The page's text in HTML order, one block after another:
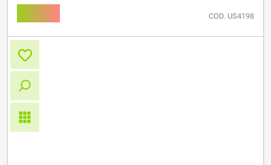
COD. US4198